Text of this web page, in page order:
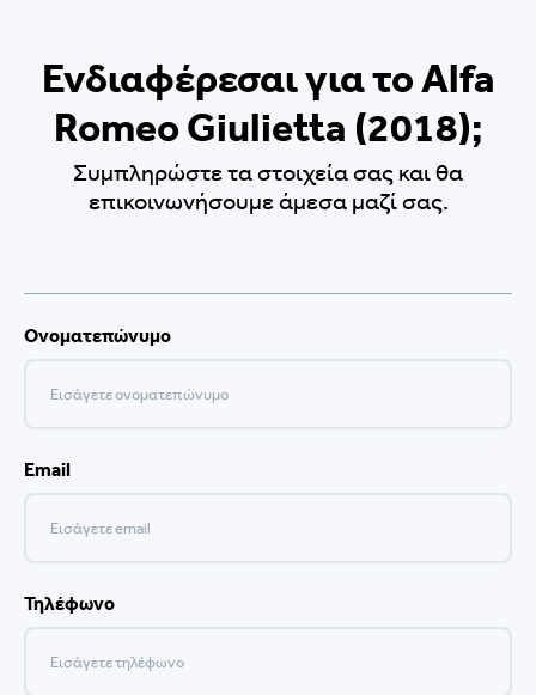
Ενδιαφέρεσαι για το Alfa
Romeo Giulietta (2018);
Συμπληρώστε τα στοιχεία σας και θα
επικοινωνήσουμε άμεσα μαζί σας.
Ονοματεπώνυμο
Email
Τηλέφωνο